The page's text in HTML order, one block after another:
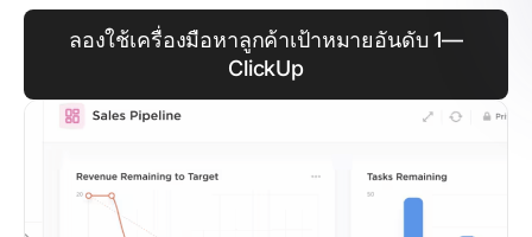
ลองใช้เครื่องมือหาลูกค้าเป้าหมายอันดับ 1—
ClickUp